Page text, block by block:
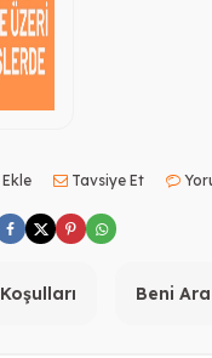
Tavsiye Et
Beni Ara